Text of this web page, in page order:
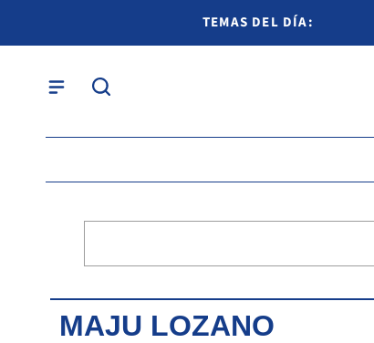
TEMAS DEL DÍA:
MAJU LOZANO